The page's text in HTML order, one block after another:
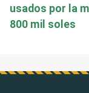
usados por la
800 mil soles